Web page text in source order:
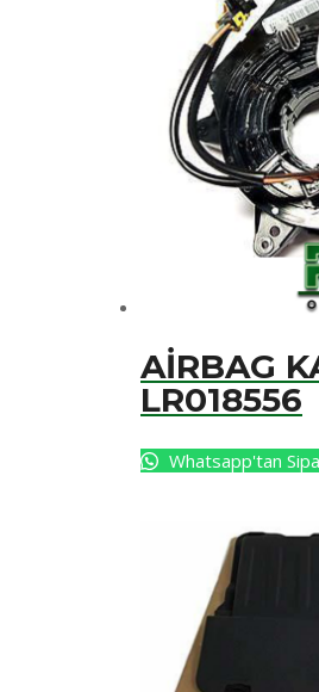
AİRBAG
LR018556
Whatsapp'tan